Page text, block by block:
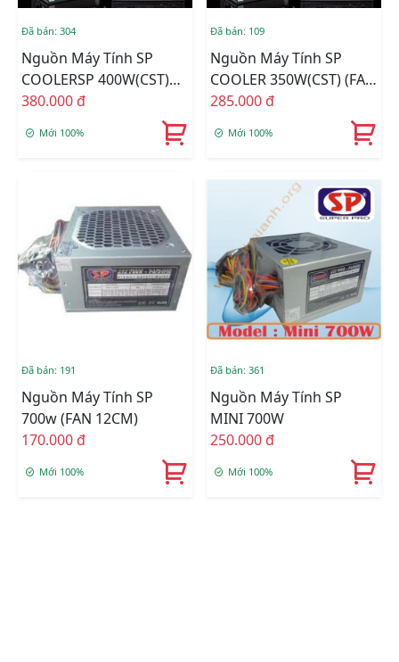
Đã bán: 304
Nguồn Máy Tính SP
COOLERSP 400W(CST)
(FAN 12CM)
380.000 đ
Mới 100%
Đã bán: 109
Nguồn Máy Tính SP
COOLER 350W(CST) (FAN
12CM)
285.000 đ
Mới 100%
Đã bán: 191
Nguồn Máy Tính SP
700w (FAN 12CM)
170.000 đ
Mới 100%
Đã bán: 361
Nguồn Máy Tính SP
MINI 700W
250.000 đ
Mới 100%